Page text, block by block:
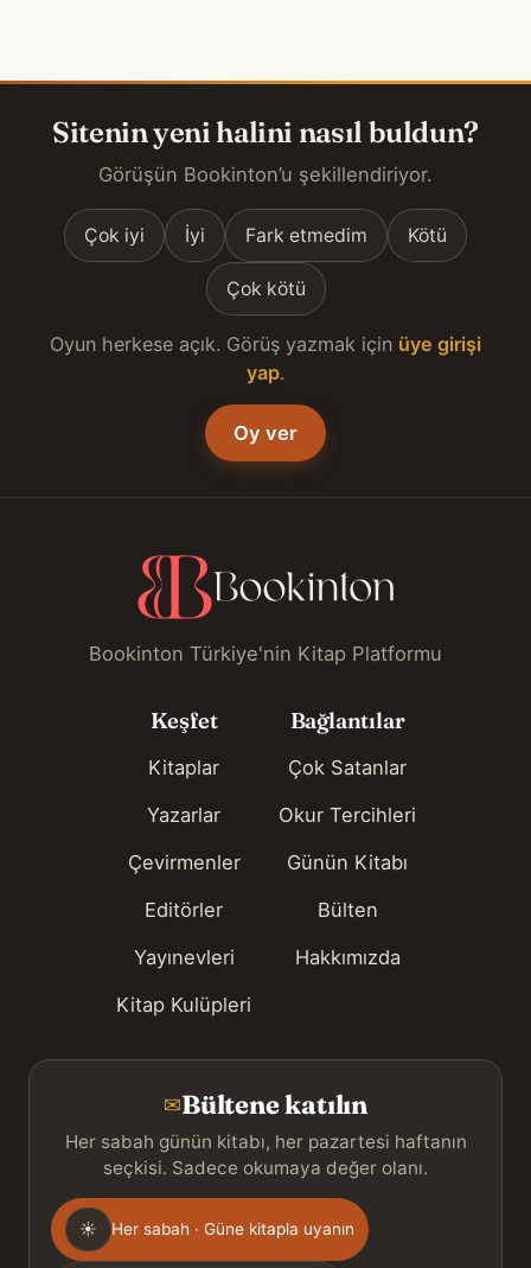
Sitenin yeni halini nasıl buldun?
Görüşün Bookinton’u şekillendiriyor.
Çok iyi İyi Fark etmedim Kötü
Çok kötü
Oyun herkese açık. Görüş yazmak için üye girişi
yap.
Oy ver
Bookinton Türkiye'nin Kitap Platformu
Keşfet
Kitaplar
Yazarlar
Çevirmenler
Editörler
Yayınevleri
Kitap Kulüpleri
Bağlantılar
Çok Satanlar
Okur Tercihleri
Günün Kitabı
Bülten
Hakkımızda
✉Bültene katılın
Her sabah günün kitabı, her pazartesi haftanın
seçkisi. Sadece okumaya değer olanı.
Gönderim
sıklığı
☀ Her sabah · Güne kitapla uyanın